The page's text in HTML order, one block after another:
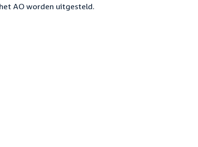
AO worden uitgesteld.